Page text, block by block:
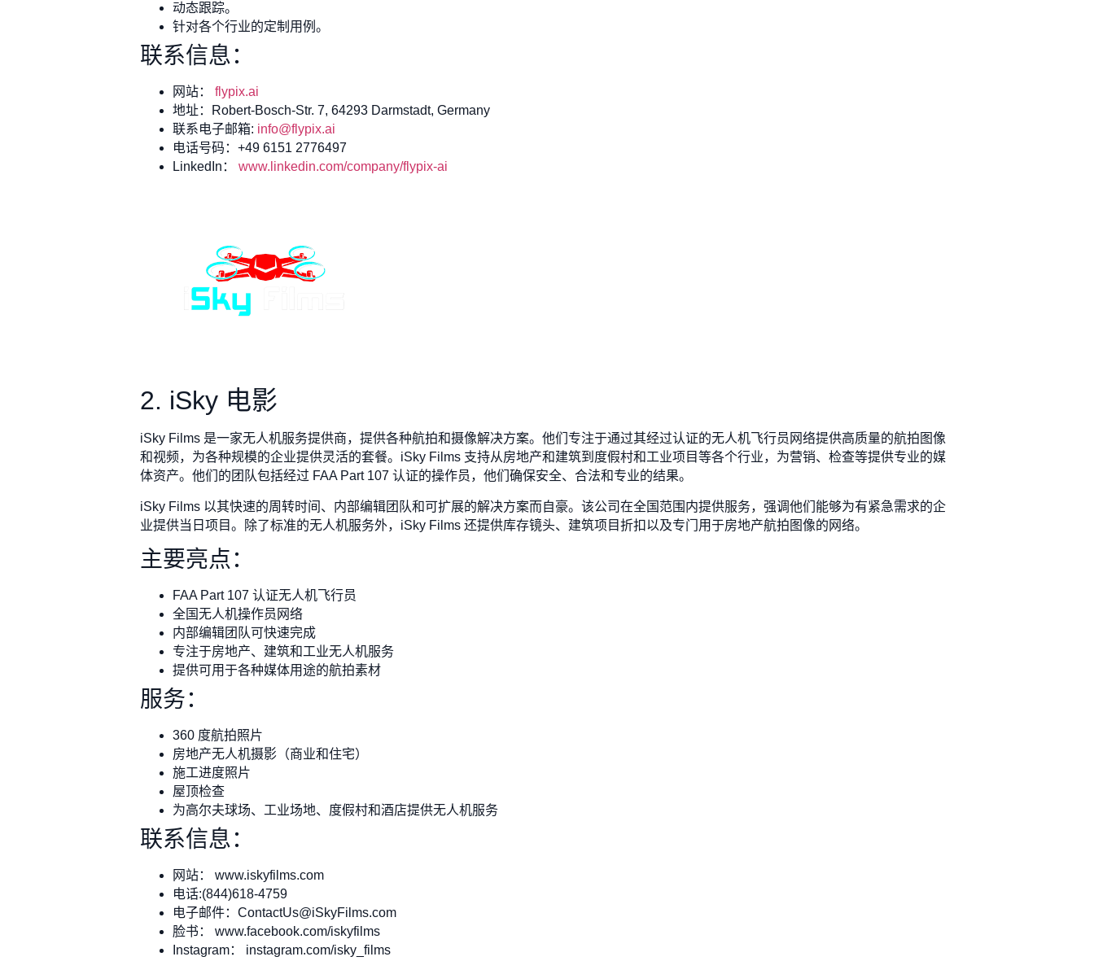
动态跟踪。
针对各个行业的定制用例。
联系信息：
网站： flypix.ai
地址：Robert-Bosch-Str. 7, 64293 Darmstadt, Germany
联系电子邮箱: info@flypix.ai
电话号码：+49 6151 2776497
LinkedIn： www.linkedin.com/company/flypix-ai
2. iSky 电影
iSky Films 是一家无人机服务提供商，提供各种航拍和摄像解决方案。他们专注于通过其经过认证的无人机飞行员网络提供高质量的航拍图像
和视频，为各种规模的企业提供灵活的套餐。iSky Films 支持从房地产和建筑到度假村和工业项目等各个行业，为营销、检查等提供专业的媒
体资产。他们的团队包括经过 FAA Part 107 认证的操作员，他们确保安全、合法和专业的结果。
iSky Films 以其快速的周转时间、内部编辑团队和可扩展的解决方案而自豪。该公司在全国范围内提供服务，强调他们能够为有紧急需求的企
业提供当日项目。除了标准的无人机服务外，iSky Films 还提供库存镜头、建筑项目折扣以及专门用于房地产航拍图像的网络。
主要亮点：
FAA Part 107 认证无人机飞行员
全国无人机操作员网络
内部编辑团队可快速完成
专注于房地产、建筑和工业无人机服务
提供可用于各种媒体用途的航拍素材
服务：
360 度航拍照片
房地产无人机摄影（商业和住宅）
施工进度照片
屋顶检查
为高尔夫球场、工业场地、度假村和酒店提供无人机服务
联系信息：
网站： www.iskyfilms.com
电话:(844)618-4759
电子邮件： ContactUs@iSkyFilms.com
脸书： www.facebook.com/iskyfilms
Instagram： instagram.com/isky_films